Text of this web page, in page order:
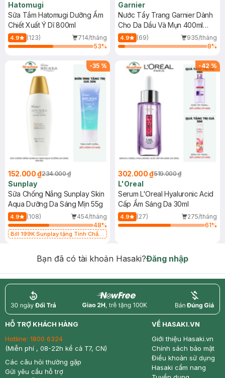
Hatomugi
Sữa Tắm Hatomugi Dưỡng Ẩm
Chiết Xuất Ý Dĩ 800ml
4.9 (123)
714/tháng
53%
Garnier
Nước Tẩy Trang Garnier Dành
Cho Da Dầu Và Mụn 400ml
(Mới)
4.9 (69)
935/tháng
8%
-35 %
152.000 ₫234.000 ₫
Sunplay
Sữa Chống Nắng Sunplay Skin
Aqua Dưỡng Da Sáng Mịn 55g
4.9 (108)
454/tháng
48%
Bill 199K Sunplay tặng Tinh Chất
-42 %
302.000 ₫519.000 ₫
L'Oreal
Serum L'Oreal Hyaluronic Acid
Cấp Ẩm Sáng Da 30ml
4.9 (27)
275/tháng
61%
Bạn đã có tài khoản Hasaki?Đăng nhập
return nowfree price
HỖ TRỢ KHÁCH HÀNG
Hotline: 1800 6324
(Miễn phí , 08-22h kể cả T7, CN)
Các câu hỏi thường gặp
Gửi yêu cầu hỗ trợ
VỀ HASAKI.VN
Giới thiệu Hasaki.vn
Chính sách bảo mật
Điều khoản sử dụng
Hasaki cẩm nang